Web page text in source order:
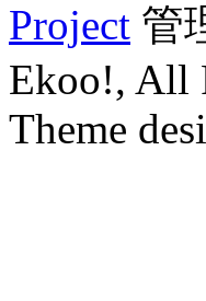
Project 管
Ekoo!, All
Theme